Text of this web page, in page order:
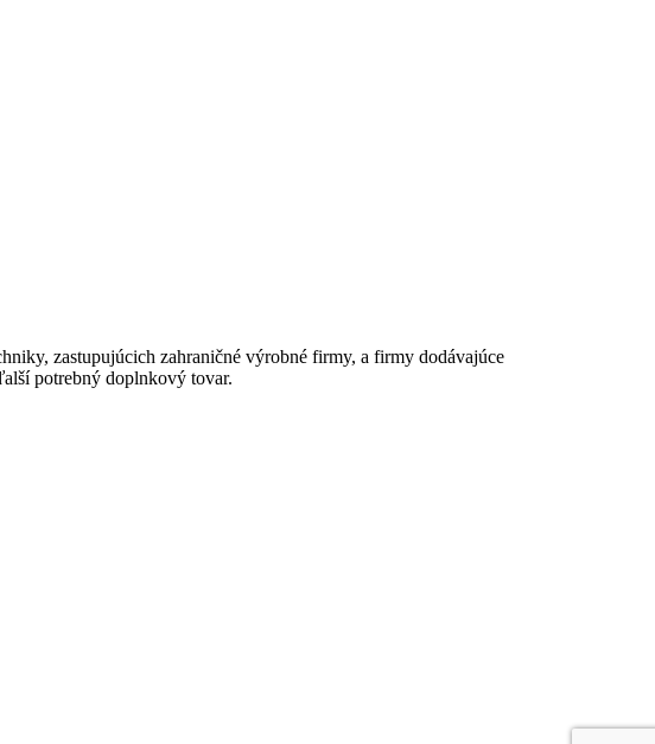
zastupujúcich zahraničné výrobné firmy, a firmy dodávajúce
potrebný doplnkový tovar.